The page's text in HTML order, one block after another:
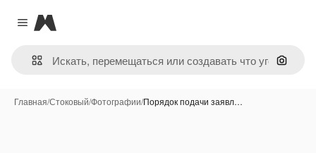
Close menu
Magnific
Поиск
Главная/Стоковый/Фотографии/Порядок подачи заявл…